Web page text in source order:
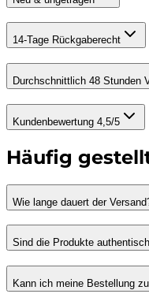
14-Tage Rückgaberecht
Durchschnittlich 48 Stunden
Kundenbewertung 4,5/5
Häufig
Wie lange dauert der
Sind die Produkte
Kann ich meine Bestellung